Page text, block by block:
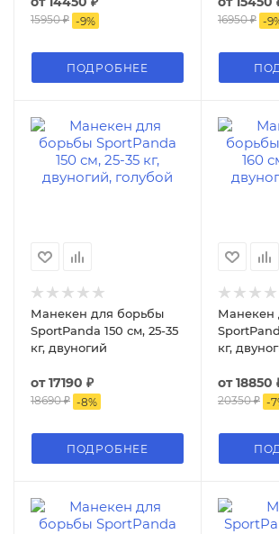
15950 ₽ -9%
ПОДРОБНЕЕ
16950 ₽ -9
Манекен для борьбы
SportPanda 150 см, 25-35
кг, двуногий
от17190 ₽
18690 ₽ -8%
ПОДРОБНЕЕ
Манекен
кг,
от18850
20350 ₽ -7